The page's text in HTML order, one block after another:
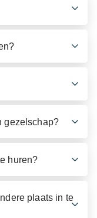
gezelschap?
huren?
plaats in te